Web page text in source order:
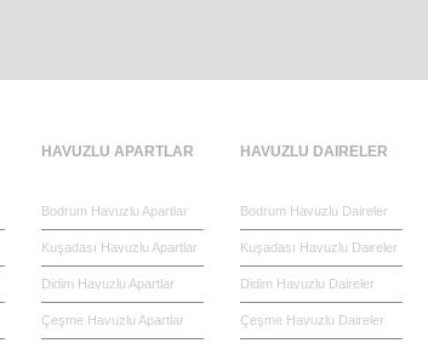
HAVUZLU APARTLAR
Bodrum Havuzlu Apartlar
Kuşadası Havuzlu Apartlar
Didim Havuzlu Apartlar
Çeşme Havuzlu Apartlar
HAVUZLU DAIRELER
Bodrum Havuzlu Daireler
Kuşadası Havuzlu Daireler
Didim Havuzlu Daireler
Çeşme Havuzlu Daireler